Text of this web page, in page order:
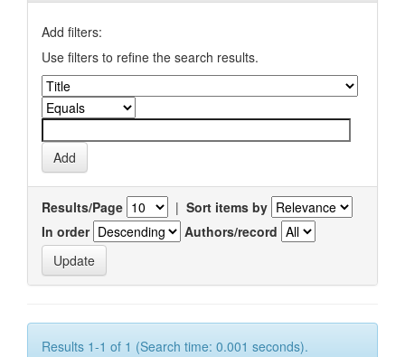
Add filters:
Use filters to refine the search results.
Results/Page | Sort items by
In order
Authors/record
Results 1-1 of 1 (Search time: 0.001 seconds).